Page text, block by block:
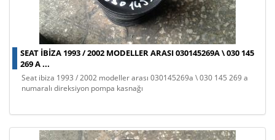
SEAT IBIZA 1993 / 2002 MODELLER ARASI 030145269A \ 030 145
269 A ...
seat ibiza 1993 / 2002 modeller arası 030145269a \ 030 145 269 a
numaralı direksiyon pompa kasnağı